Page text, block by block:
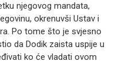
njegovog mandata,
okrenuvši Ustav i
Po tome što je svjesno
da Dodik zaista uspije u
ko će vladati ovom